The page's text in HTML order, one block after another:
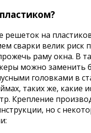
решеток на
сварки велик риск
раму окна. В
можно заменить
головками в
таких же, какие
Крепление
но с